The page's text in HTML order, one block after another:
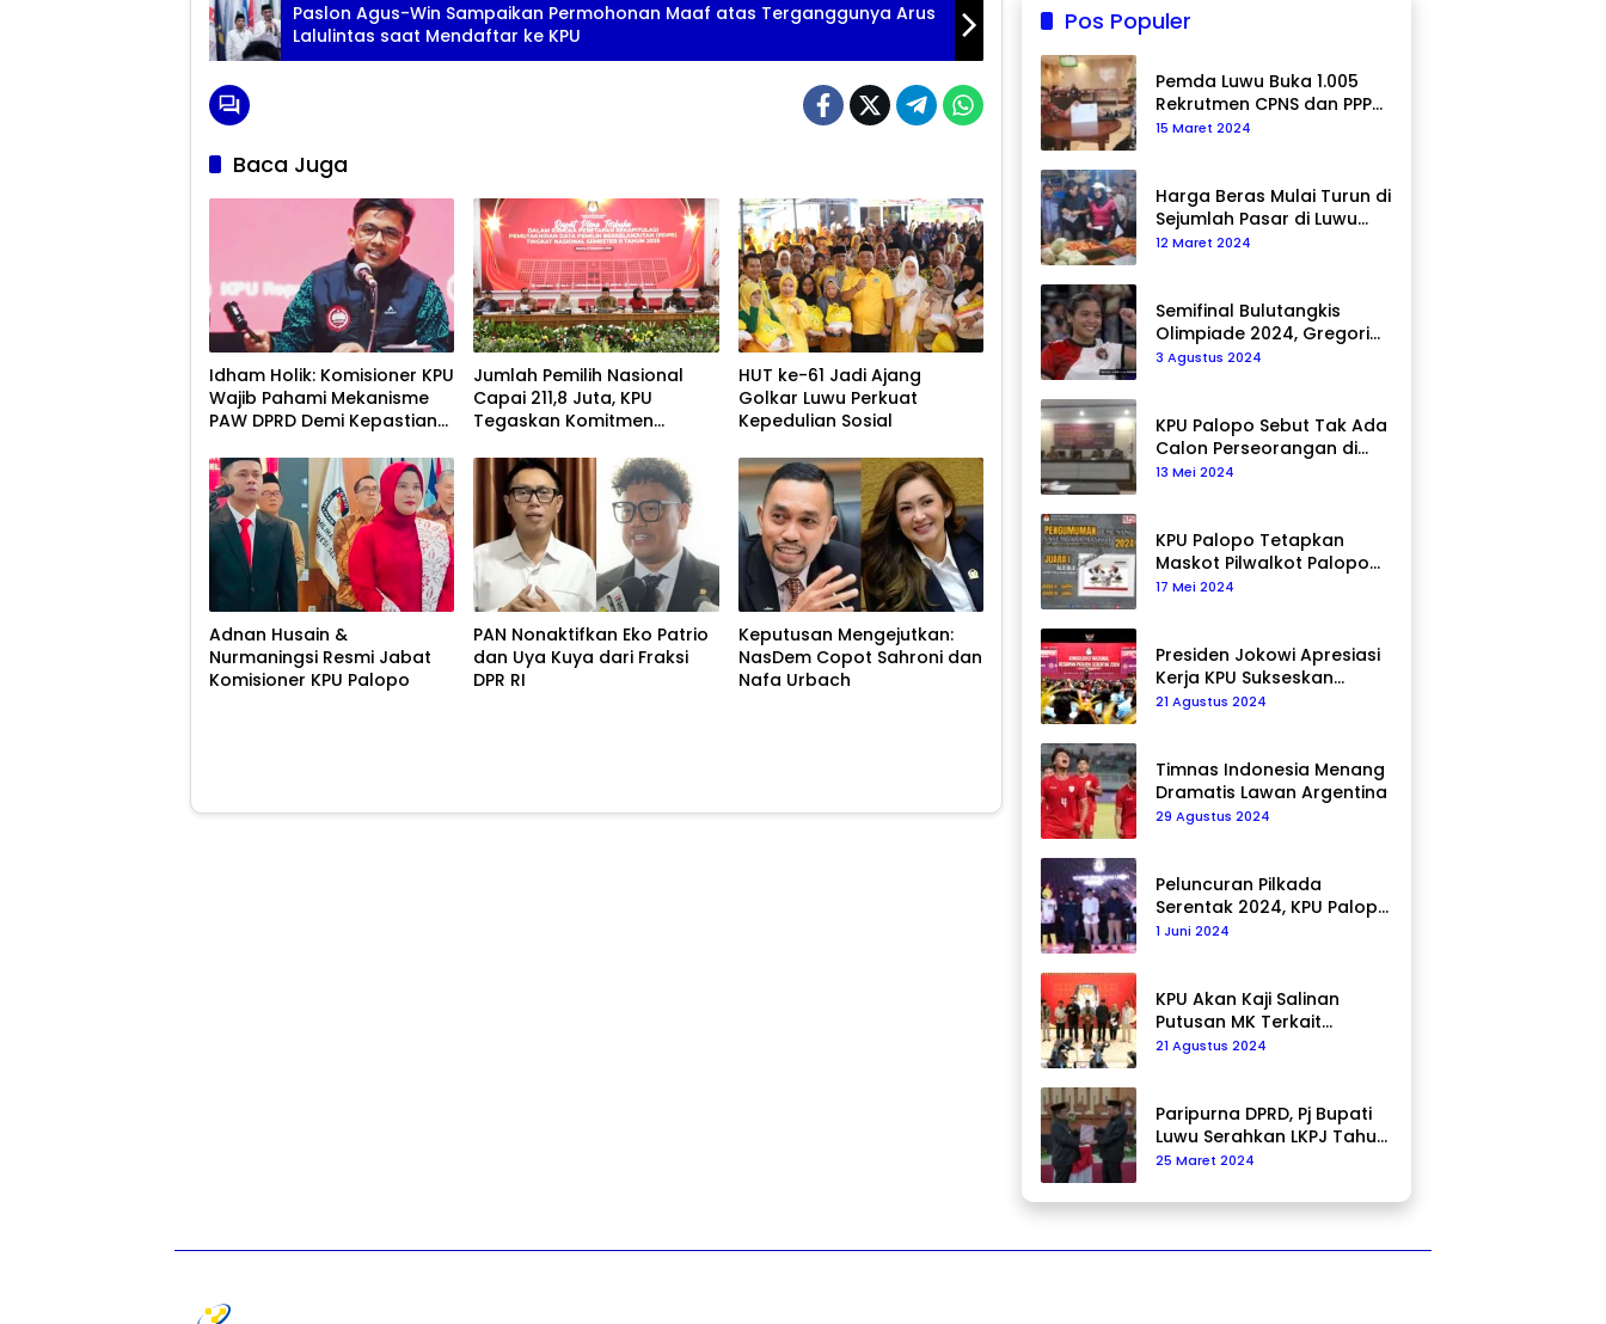
Paslon Agus-Win Sampaikan Permohonan Maaf atas Terganggunya Arus
Lalulintas saat Mendaftar ke KPU
Baca Juga
Idham Holik: Komisioner KPU
Wajib Pahami Mekanisme
PAW DPRD Demi Kepastian
Jumlah Pemilih Nasional
Capai 211,8 Juta, KPU
Tegaskan Komitmen
HUT ke-61 Jadi Ajang
Golkar Luwu Perkuat
Kepedulian Sosial
Adnan Husain &
Nurmaningsi Resmi Jabat
Komisioner KPU Palopo
PAN Nonaktifkan Eko Patrio
dan Uya Kuya dari Fraksi
DPR RI
Keputusan Mengejutkan:
NasDem Copot Sahroni dan
Nafa Urbach
Pos Populer
Pemda Luwu Buka 1.005
Rekrutmen CPNS dan PPPK
Tahun 2024
15 Maret 2024
Harga Beras Mulai Turun di
Sejumlah Pasar di Luwu
Utara
12 Maret 2024
Semifinal Bulutangkis
Olimpiade 2024, Gregoria
Mariska Tunjung Akan
3 Agustus 2024
KPU Palopo Sebut Tak Ada
Calon Perseorangan di
Pilkada 2024
13 Mei 2024
KPU Palopo Tetapkan
Maskot Pilwalkot Palopo
2024, Berikut Maknanya!
17 Mei 2024
Presiden Jokowi Apresiasi
Kerja KPU Sukseskan
Pemilu 2024
21 Agustus 2024
Timnas Indonesia Menang
Dramatis Lawan Argentina
29 Agustus 2024
Peluncuran Pilkada
Serentak 2024, KPU Palopo
Ajak Masyarakat Ciptakan
1 Juni 2024
KPU Akan Kaji Salinan
Putusan MK Terkait
Pencalonan Pilkada
21 Agustus 2024
Paripurna DPRD, Pj Bupati
Luwu Serahkan LKPJ Tahun
2023
25 Maret 2024